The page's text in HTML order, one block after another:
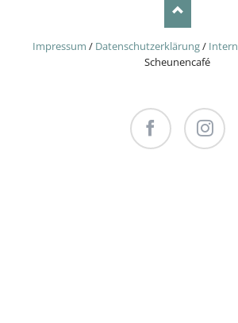
Impressum / Datenschutzerklärung/ Intern
Scheunencafé